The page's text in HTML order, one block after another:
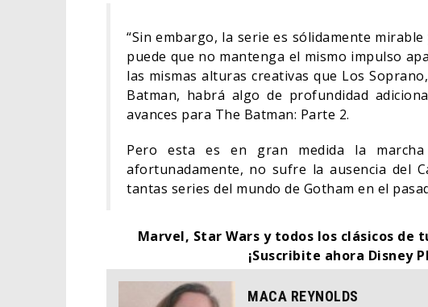
“Sin embargo, la serie es sólidamente
puede que no mantenga el mismo impulso
las mismas alturas creativas que Los
Batman, habrá algo de profundidad
avances para The Batman: Parte 2.
Pero esta es en gran medida la
afortunadamente, no sufre la ausencia del
tantas series del mundo de Gotham en el
Marvel, Star Wars y todos los clásicos
¡Suscribite ahora Disney
MACA REYNOLDS